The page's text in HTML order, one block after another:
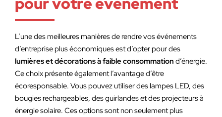
L’une des meilleures manières de rendre vos événements
d’entreprise plus économiques est d’opter pour des
lumières et décorations à faible consommation d’énergie.
Ce choix présente également l’avantage d’être
écoresponsable. Vous pouvez utiliser des lampes LED, des
bougies rechargeables, des guirlandes et des projecteurs à
énergie solaire. Ces options sont non seulement plus